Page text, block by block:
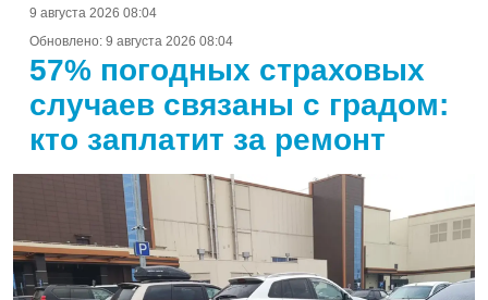
9 августа 2026 08:04
Обновлено: 9 августа 2026 08:04
57% погодных страховых
случаев связаны с градом:
кто заплатит за ремонт